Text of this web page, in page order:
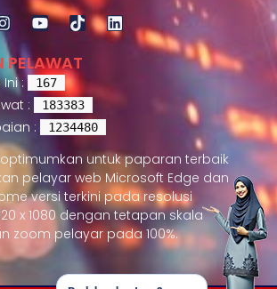
PELAWAT
Ini : 167
: 183383
: 1234480
untuk paparan terbaik
pelayar web Microsoft Edge dan
versi terkini pada resolusi
x 1080 dengan tetapan skala
zoom pelayar pada 100%.